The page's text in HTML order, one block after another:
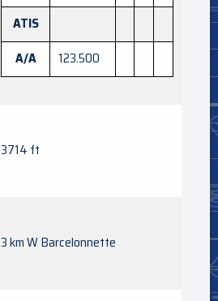
ATIS
A/A
123.500
3714 ft
3 km W Barcelonnette